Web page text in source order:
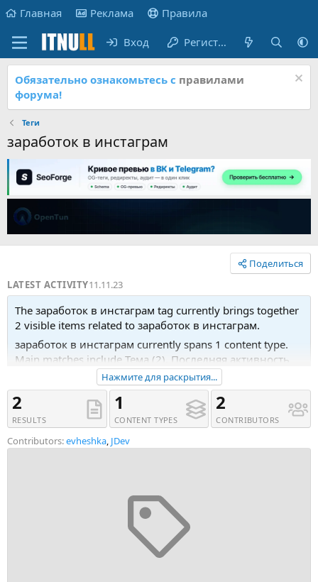
Главная Реклама Правила
Вход Регистрация
Обязательно ознакомьтесь с правилами
форума!
Теги
заработок в инстаграм
Поделиться
LATEST ACTIVITY11.11.23
The заработок в инстаграм tag currently brings together
2 visible items related to заработок в инстаграм.
заработок в инстаграм currently spans 1 content type.
Main matches include Тема (2). Последняя активность
была 11.11.23 в 17:30.
Recent tagged content includes Тема '✅ ОБУЧЕНИЕ |
КОНСУЛЬТАЦИЯ ⭐️⭐️⭐️ TEACHING MASSDM | PROXY | for
evheshka' and Тема 'Программа для раскрутки и
продвижения в инстаграме - InstaGen'.
Нажмите для раскрытия...
2
RESULTS
1
CONTENT TYPES
2
CONTRIBUTORS
Contributors:evheshka, JDev